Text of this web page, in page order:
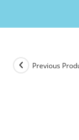
Previous